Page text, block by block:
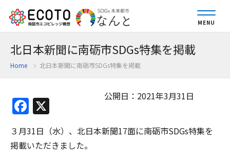
MENU
北日本新聞に南砺市SDGs特集を掲載
Home 北日本新聞に南砺市SDGs特集を掲載
公開日：2021年3月31日
Facebook
３月31日（水）、北日本新聞17面に南砺市SDGs特集を
掲載いただきました。